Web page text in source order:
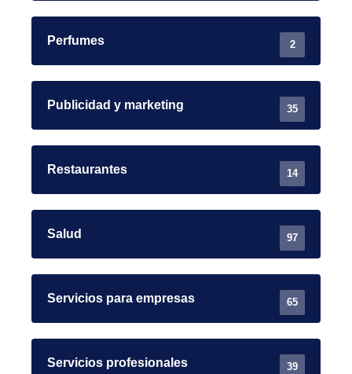
Perfumes 2
Publicidad y marketing 35
Restaurantes 14
Salud 97
Servicios para empresas 65
Servicios profesionales 39